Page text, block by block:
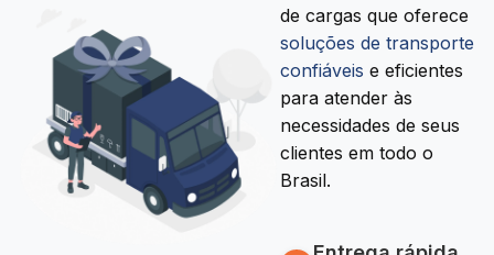
de cargas que oferece
soluções de transporte
confiáveis e eficientes
para atender às
necessidades de seus
clientes em todo o
Brasil.